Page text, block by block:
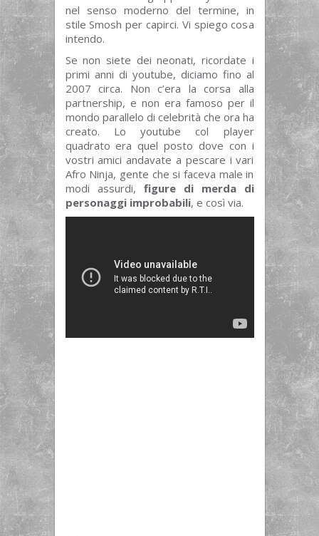
nel senso moderno del termine, in
stile Smosh per capirci. Vi spiego cosa
intendo.
Se non siete dei neonati, ricordate i
primi anni di youtube, diciamo fino al
2007 circa. Non c’era la corsa alla
partnership, e non era famoso per il
mondo parallelo di celebrità che ora ha
creato. Lo youtube col player
quadrato era quel posto dove con i
vostri amici andavate a pescare i vari
Afro Ninja, gente che si faceva male in
modi assurdi, figure di merda di
personaggi improbabili, e così via.